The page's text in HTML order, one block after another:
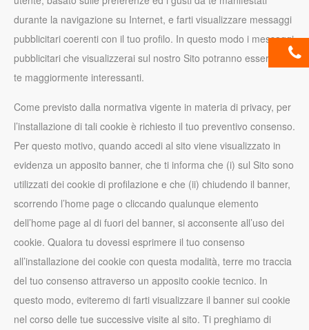
durante la navigazione su Internet, e farti visualizzare messaggi
pubblicitari coerenti con il tuo profilo. In questo modo i messaggi
pubblicitari che visualizzerai sul nostro Sito potranno essere per
te maggiormente interessanti.
Come previsto dalla normativa vigente in materia di privacy, per
l’installazione di tali cookie è richiesto il tuo preventivo consenso.
Per questo motivo, quando accedi al sito viene visualizzato in
evidenza un apposito banner, che ti informa che (i) sul Sito sono
utilizzati dei cookie di profilazione e che (ii) chiudendo il banner,
scorrendo l’home page o cliccando qualunque elemento
dell’home page al di fuori del banner, si acconsente all’uso dei
cookie. Qualora tu dovessi esprimere il tuo consenso
all’installazione dei cookie con questa modalità, terre mo traccia
del tuo consenso attraverso un apposito cookie tecnico. In
questo modo, eviteremo di farti visualizzare il banner sui cookie
nel corso delle tue successive visite al sito. Ti preghiamo di